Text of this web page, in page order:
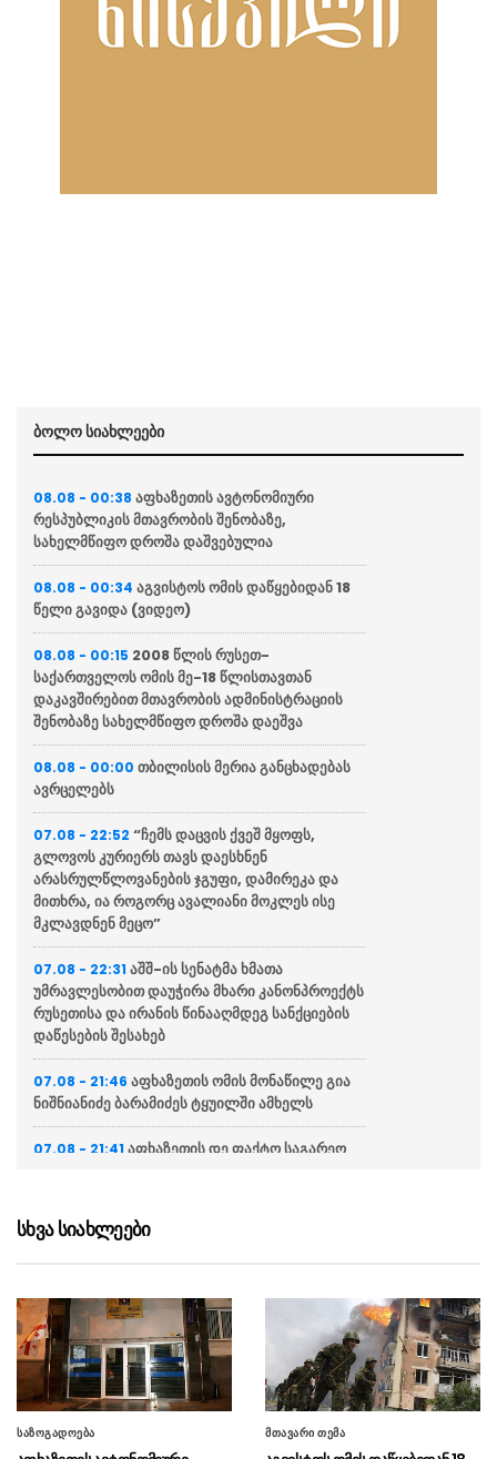
ბოლო სიახლეები
08.08 - 00:38 აფხაზეთის ავტონომიური
რესპუბლიკის მთავრობის შენობაზე,
სახელმწიფო დროშა დაშვებულია
08.08 - 00:34 აგვისტოს ომის დაწყებიდან 18
წელი გავიდა (ვიდეო)
08.08 - 00:15 2008 წლის რუსეთ-
საქართველოს ომის მე-18 წლისთავთან
დაკავშირებით მთავრობის ადმინისტრაციის
შენობაზე სახელმწიფო დროშა დაეშვა
08.08 - 00:00 თბილისის მერია განცხადებას
ავრცელებს
07.08 - 22:52 “ჩემს დაცვის ქვეშ მყოფს,
გლოვოს კურიერს თავს დაესხნენ
არასრულწლოვანების ჯგუფი, დამირეკა და
მითხრა, ია როგორც ავალიანი მოკლეს ისე
მკლავდნენ მეცო”
07.08 - 22:31 აშშ-ის სენატმა ხმათა
უმრავლესობით დაუჭირა მხარი კანონპროექტს
რუსეთისა და ირანის წინააღმდეგ სანქციების
დაწესების შესახებ
07.08 - 21:46 აფხაზეთის ომის მონაწილე გია
ნიშნიანიძე ბარამიძეს ტყუილში ამხელს
07.08 - 21:41 აფხაზეთის დე ფაქტო საგარეო
ხასიათი აქვს
ასაჯაროებს (ვიდეო)
07.08 - 21:15ეკა კუპატაძე მიმართვას
ავრცელებს
და მამამისი განიხილავდნენ, როგორ ჩაიდინა
სხვა სიახლეები
საზოგადოება მთავარი თემა